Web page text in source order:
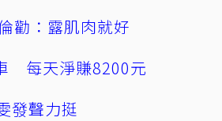
勸：露肌肉就好
每天淨賺8200元
發聲力挺